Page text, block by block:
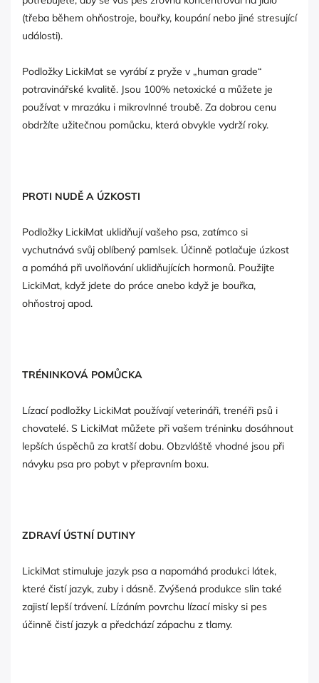
(třeba během ohňostroje, bouřky, koupání nebo jiné stresující
události).
Podložky LickiMat se vyrábí z pryže v „human grade“
potravinářské kvalitě. Jsou 100% netoxické a můžete je
používat v mrazáku i mikrovlnné troubě. Za dobrou cenu
obdržíte užitečnou pomůcku, která obvykle vydrží roky.
PROTI NUDĚ A ÚZKOSTI
Podložky LickiMat uklidňují vašeho psa, zatímco si
vychutnává svůj oblíbený pamlsek. Účinně potlačuje úzkost
a pomáhá při uvolňování uklidňujících hormonů. Použijte
LickiMat, když jdete do práce anebo když je bouřka,
ohňostroj apod.
TRÉNINKOVÁ POMŮCKA
Lízací podložky LickiMat používají veterináři, trenéři psů i
chovatelé. S LickiMat můžete při vašem tréninku dosáhnout
lepších úspěchů za kratší dobu. Obzvláště vhodné jsou při
návyku psa pro pobyt v přepravním boxu.
ZDRAVÍ ÚSTNÍ DUTINY
LickiMat stimuluje jazyk psa a napomáhá produkci látek,
které čistí jazyk, zuby i dásně. Zvýšená produkce slin také
zajistí lepší trávení. Lízáním povrchu lízací misky si pes
účinně čistí jazyk a předchází zápachu z tlamy.